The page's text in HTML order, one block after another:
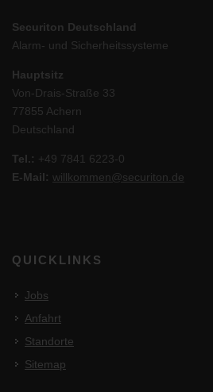
Securiton Deutschland
Alarm- und Sicherheitssysteme
Hauptsitz
Von-Drais-Straße 33
77855 Achern
Deutschland
Tel.: +49 7841 6223-0
E-Mail: willkommen@securiton.de
QUICKLINKS
Jobs
Anfahrt
Standorte
Sitemap